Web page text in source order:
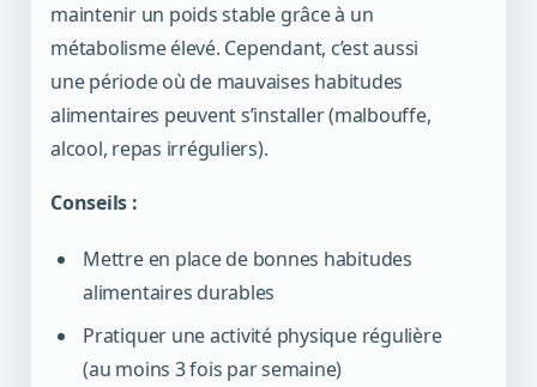
maintenir un poids stable grâce à un
métabolisme élevé. Cependant, c’est aussi
une période où de mauvaises habitudes
alimentaires peuvent s’installer (malbouffe,
alcool, repas irréguliers).
Conseils :
Mettre en place de bonnes habitudes
alimentaires durables
Pratiquer une activité physique régulière
(au moins 3 fois par semaine)